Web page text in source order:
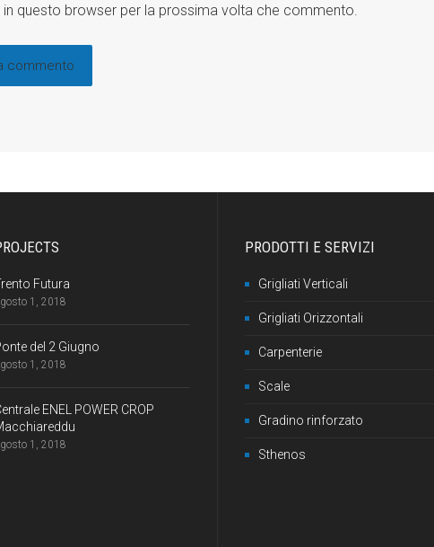
questo browser per la prossima volta che commento.
Futura
1, 2018
del 2 Giugno
1, 2018
ENEL POWER CROP
1, 2018
PRODOTTI E SERVIZI
Grigliati Verticali
Grigliati Orizzontali
Carpenterie
Scale
Gradino rinforzato
Sthenos